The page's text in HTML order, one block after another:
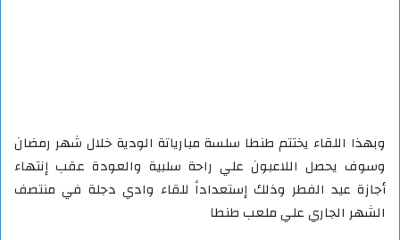
وبهذا اللقاء يختتم طنطا سلسة مبارياتة الودية خلال شهر رمضان
وسوف يحصل اللاعبون علي راحة سلبية والعودة عقب إنتهاء
أجازة عيد الفطر وذلك إستعداداً للقاء وادي دجلة في منتصف
الشهر الجاري علي ملعب طنطا